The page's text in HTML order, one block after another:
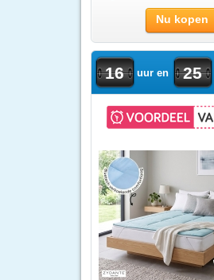
Nu kopen
16 uur en 25